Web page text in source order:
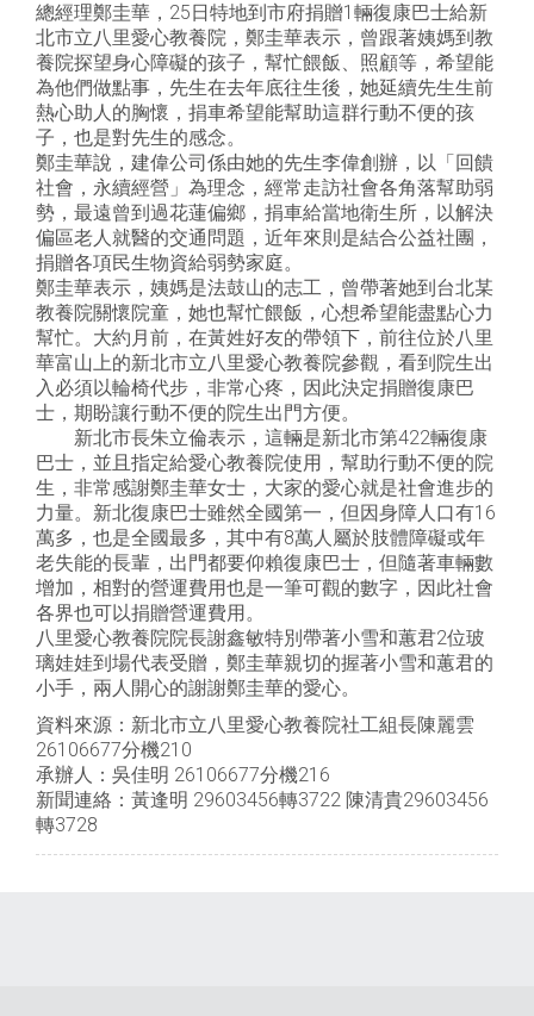
總經理鄭圭華，25日特地到市府捐贈1輛復康巴士給新
北市立八里愛心教養院，鄭圭華表示，曾跟著姨媽到教
養院探望身心障礙的孩子，幫忙餵飯、照顧等，希望能
為他們做點事，先生在去年底往生後，她延續先生生前
熱心助人的胸懷，捐車希望能幫助這群行動不便的孩
子，也是對先生的感念。
鄭圭華說，建偉公司係由她的先生李偉創辦，以「回饋
社會，永續經營」為理念，經常走訪社會各角落幫助弱
勢，最遠曾到過花蓮偏鄉，捐車給當地衛生所，以解決
偏區老人就醫的交通問題，近年來則是結合公益社團，
捐贈各項民生物資給弱勢家庭。
鄭圭華表示，姨媽是法鼓山的志工，曾帶著她到台北某
教養院關懷院童，她也幫忙餵飯，心想希望能盡點心力
幫忙。大約月前，在黃姓好友的帶領下，前往位於八里
華富山上的新北市立八里愛心教養院參觀，看到院生出
入必須以輪椅代步，非常心疼，因此決定捐贈復康巴
士，期盼讓行動不便的院生出門方便。
新北市長朱立倫表示，這輛是新北市第422輛復康
巴士，並且指定給愛心教養院使用，幫助行動不便的院
生，非常感謝鄭圭華女士，大家的愛心就是社會進步的
力量。新北復康巴士雖然全國第一，但因身障人口有16
萬多，也是全國最多，其中有8萬人屬於肢體障礙或年
老失能的長輩，出門都要仰賴復康巴士，但隨著車輛數
增加，相對的營運費用也是一筆可觀的數字，因此社會
各界也可以捐贈營運費用。
八里愛心教養院院長謝鑫敏特別帶著小雪和蕙君2位玻
璃娃娃到場代表受贈，鄭圭華親切的握著小雪和蕙君的
小手，兩人開心的謝謝鄭圭華的愛心。
資料來源：新北市立八里愛心教養院社工組長陳麗雲
26106677分機210
承辦人：吳佳明 26106677分機216
新聞連絡：黃逢明 29603456轉3722 陳清貴29603456
轉3728